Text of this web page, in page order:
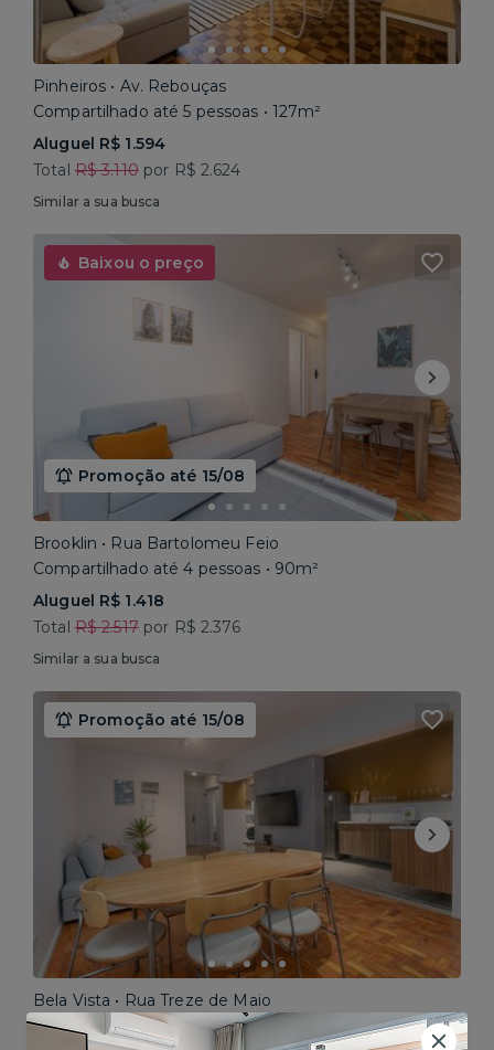
Pinheiros • Av. Rebouças
Compartilhado até 5 pessoas • 127m²
Aluguel R$ 1.594
Total R$ 3.110por R$ 2.624
Similar a sua busca
Baixou o preço
Promoção até 15/08
Brooklin • Rua Bartolomeu Feio
Compartilhado até 4 pessoas • 90m²
Aluguel R$ 1.418
Total R$ 2.517por R$ 2.376
Similar a sua busca
Promoção até 15/08
Bela Vista • Rua Treze de Maio
Compartilhado até 5 pessoas • 160m²